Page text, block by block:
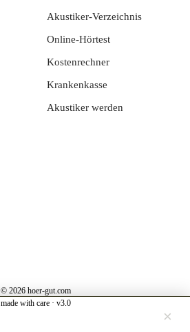
Akustiker-Verzeichnis
Online-Hörtest
Kostenrechner
Krankenkasse
Akustiker werden
© 2026 hoer-gut.com
made with care · v3.0
×